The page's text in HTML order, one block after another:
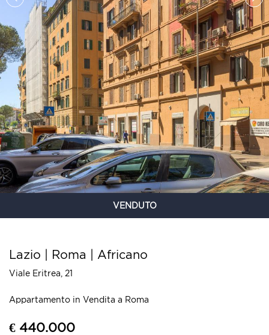
VENDUTO
Lazio | Roma | Africano
Viale Eritrea, 21
Appartamento in Vendita a Roma
€ 440.000